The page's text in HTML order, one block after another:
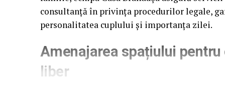
consultanță în privința procedurilor legale,
personalitatea cuplului și importanța zilei.
Amenajarea spațiului
liber